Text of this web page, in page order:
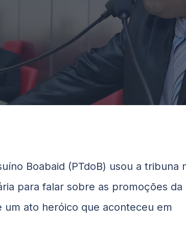
Boabaid (PTdoB) usou a tribuna
para falar sobre as promoções da
um ato heróico que aconteceu em